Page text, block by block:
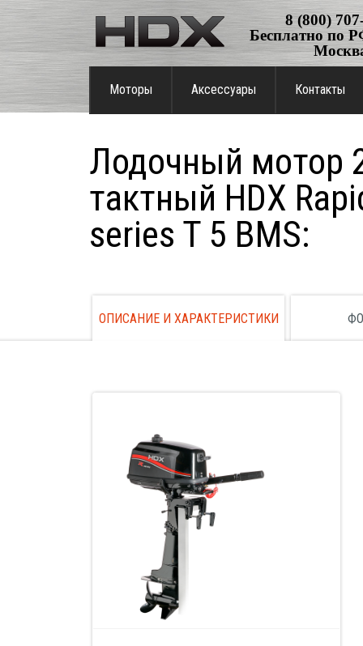
8 (800)
Бесплатно по
Моторы Аксессуары Контакты
Лодочный мотор
тактный HDX
series T 5 BMS:
ОПИСАНИЕ И ХАРАКТЕРИСТИКИ